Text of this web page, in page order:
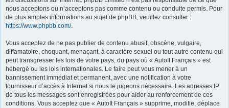
nous acceptons ou n’acceptons pas comme contenu ou conduite permis. Pour
de plus amples informations au sujet de phpBB, veuillez consulter :
https://www.phpbb.com/.
Vous acceptez de ne pas publier de contenu abusif, obscène, vulgaire,
diffamatoire, choquant, menaçant, à caractère sexuel ou tout autre contenu qui
peut transgresser les lois de votre pays, du pays où « AutoIt Français » est
hébergé ou les lois internationales. Le faire peut vous mener à un
bannissement immédiat et permanent, avec une notification à votre
fournisseur d’accès à Internet si nous le jugeons nécessaire. Les adresses IP
de tous les messages sont enregistrées pour aider au renforcement de ces
conditions. Vous acceptez que « AutoIt Français » supprime, modifie, déplace